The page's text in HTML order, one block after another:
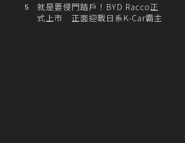
就是要侵門踏戶！BYD Racco正
式上市 正面迎戰日系K-Car霸主